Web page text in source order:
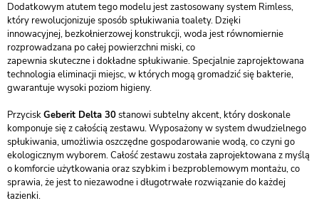
Dodatkowym atutem tego modelu jest zastosowany system Rimless,
który rewolucjonizuje sposób spłukiwania toalety. Dzięki
innowacyjnej, bezkołnierzowej konstrukcji, woda jest równomiernie
rozprowadzana po całej powierzchni miski, co
zapewnia skuteczne i dokładne spłukiwanie. Specjalnie zaprojektowana
technologia eliminacji miejsc, w których mogą gromadzić się bakterie,
gwarantuje wysoki poziom higieny.
PrzyciskGeberit Delta 30stanowi subtelny akcent, który doskonale
komponuje się z całością zestawu. Wyposażony w system dwudzielnego
spłukiwania, umożliwia oszczędne gospodarowanie wodą, co czyni go
ekologicznym wyborem. Całość zestawu została zaprojektowana z myślą
o komforcie użytkowania oraz szybkim i bezproblemowym montażu, co
sprawia, że jest to niezawodne i długotrwałe rozwiązanie do każdej
łazienki.